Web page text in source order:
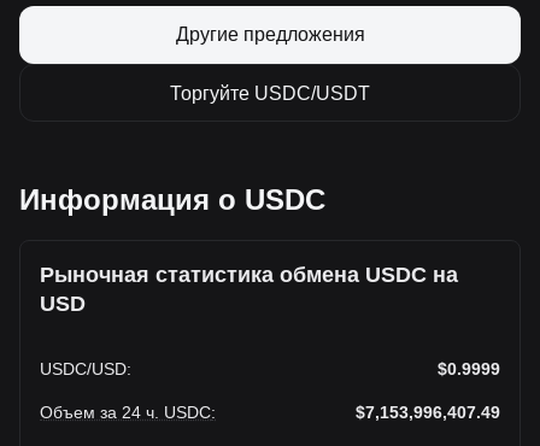
Другие предложения
Торгуйте USDC/USDT
Информация о USDC
Рыночная статистика обмена USDC на
USD
USDC/USD: $0.9999
Объем за 24 ч. USDC: $7,153,996,407.49